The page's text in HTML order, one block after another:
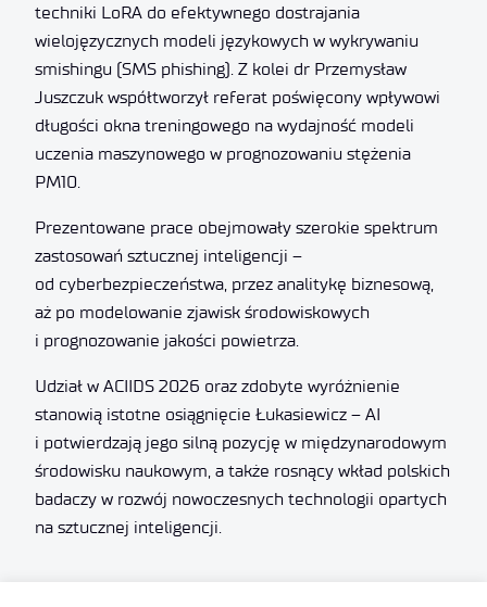
techniki LoRA do efektywnego dostrajania
wielojęzycznych modeli językowych w wykrywaniu
smishingu (SMS phishing). Z kolei dr Przemysław
Juszczuk współtworzył referat poświęcony wpływowi
długości okna treningowego na wydajność modeli
uczenia maszynowego w prognozowaniu stężenia
PM10.
Prezentowane prace obejmowały szerokie spektrum
zastosowań sztucznej inteligencji –
od cyberbezpieczeństwa, przez analitykę biznesową,
aż po modelowanie zjawisk środowiskowych
i prognozowanie jakości powietrza.
Udział w ACIIDS 2026 oraz zdobyte wyróżnienie
stanowią istotne osiągnięcie Łukasiewicz – AI
i potwierdzają jego silną pozycję w międzynarodowym
środowisku naukowym, a także rosnący wkład polskich
badaczy w rozwój nowoczesnych technologii opartych
na sztucznej inteligencji.